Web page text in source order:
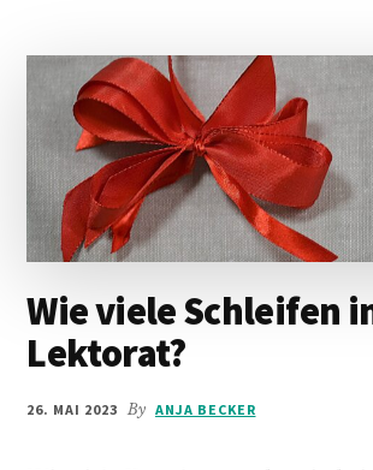
Wie viele Schleifen
Lektorat?
26. MAI 2023 By ANJA BECKER